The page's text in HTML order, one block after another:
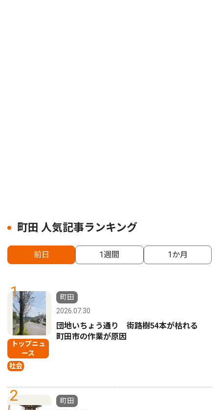
町田 人気記事ランキング
前日 1週間 1か月
1
トップニュ
ース
社会
町田
2026.07.30
団地いちょう通り 街路樹54本が枯れる
町田市の作業が原因
2
町田